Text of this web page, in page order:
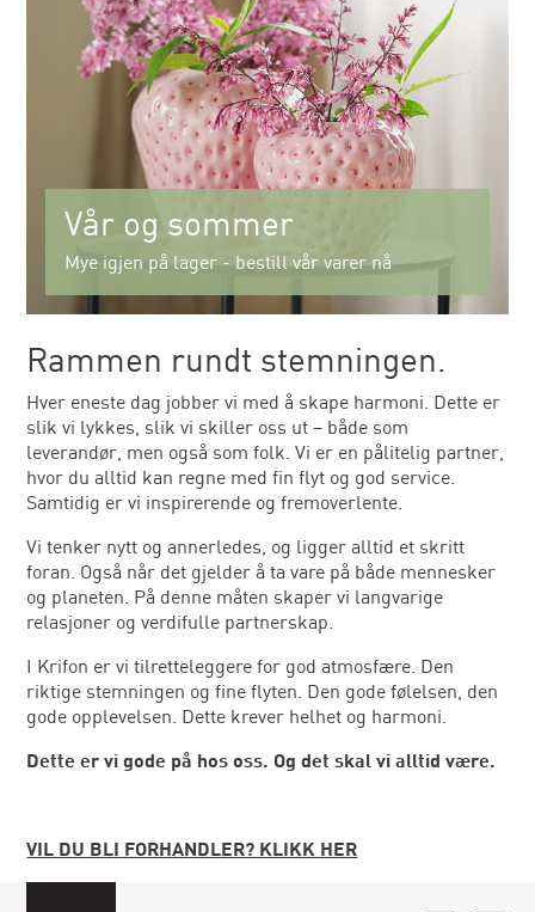
Vår og sommer
Mye igjen på lager - bestill vår varer nå
Rammen rundt stemningen.
Hver eneste dag jobber vi med å skape harmoni. Dette er
slik vi lykkes, slik vi skiller oss ut – både som
leverandør, men også som folk. Vi er en pålitelig partner,
hvor du alltid kan regne med fin flyt og god service.
Samtidig er vi inspirerende og fremoverlente.
Vi tenker nytt og annerledes, og ligger alltid et skritt
foran. Også når det gjelder å ta vare på både mennesker
og planeten. På denne måten skaper vi langvarige
relasjoner og verdifulle partnerskap.
I Krifon er vi tilretteleggere for god atmosfære. Den
riktige stemningen og fine flyten. Den gode følelsen, den
gode opplevelsen. Dette krever helhet og harmoni.
Dette er vi gode på hos oss. Og det skal vi alltid være.
VIL DU BLI FORHANDLER? KLIKK HER